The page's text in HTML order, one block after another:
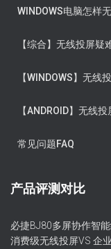
WINDOWS电脑怎样
【综合】无线投屏疑
【WINDOWS】无线
【ANDROID】无线
常见问题FAQ
产品评测对比
必捷BJ80多屏协作智
消费级无线投屏VS 企